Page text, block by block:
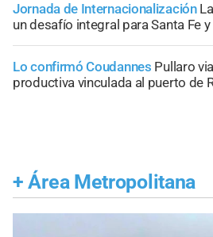
Jornada de Internacionalización
un desafío integral para Santa Fe
Lo confirmó Coudannes Pullaro
productiva vinculada al puerto de
+ Área Metropolitana